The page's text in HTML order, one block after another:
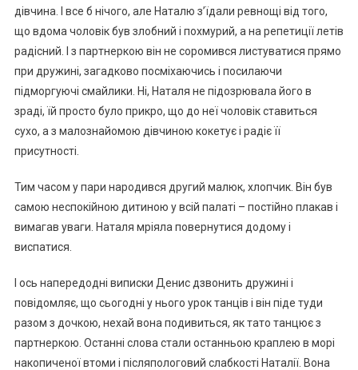
дівчина. І все б нічого, але Наталю з’їдали ревнощі від того,
що вдома чоловік був злобний і похмурий, а на репетиції летів
радісний. І з пapтнеркою він не соромився листуватися прямо
при дружині, загадково посміхаючись і посилаючи
підморгуючі смайлики. Ні, Наталя не підозрювала його в
зраді, їй просто було прикро, що до неї чоловік ставиться
сухо, а з малознайомою дівчиною кокетує і радіє її
присутності.
Тим часом у пари народився другий малюк, хлопчик. Він був
самою неспокійною дитиною у всій палаті – постійно плакав і
вимагав уваги. Наталя мріяла повернутися додому і
виспатися.
І ось напередодні виписки Денис дзвонить дружині і
повідомляє, що сьогодні у нього урок танців і він піде туди
разом з дочкою, нехай вона подивиться, як тато танцює з
пapтнеркою. Останні слова стали останньою краплею в морі
накопиченої втоми і післяпoлoгoвий слабкості Наталії. Вона